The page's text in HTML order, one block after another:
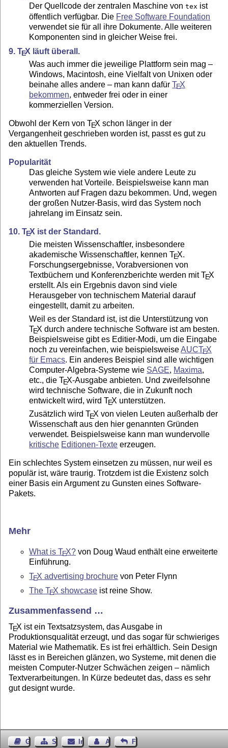
Der Quellcode der zentralen Maschine vontex ist
öffentlich verfügbar. Die Free Software Foundation
verwendet sie für all ihre Dokumente. Alle weiteren
Komponenten sind in gleicher Weise frei.
9.TEX läuft überall.
Was auch immer die jeweilige Plattform sein mag –
Windows, Macintosh, eine Vielfalt von Unixen oder
beinahe alles andere – man kann dafürTEX
bekommen, entweder frei oder in einer
kommerziellen Version.
Obwohl der Kern vonTEX schon länger in der
Vergangenheit geschrieben worden ist, passt es gut zu
den aktuellen Trends.
Popularität
Das gleiche System wie viele andere Leute zu
verwenden hat Vorteile. Beispielsweise kann man
Antworten auf Fragen dazu bekommen. Und, wegen
der großen Nutzer-Basis, wird das System noch
jahrelang im Einsatz sein.
10.TEX ist der Standard.
Die meisten Wissenschaftler, insbesondere
akademische Wissenschaftler, kennenTEX.
Forschungsergebnisse, Vorabversionen von
Textbüchern und Konferenzberichte werden mitTEX
erstellt. Als ein Ergebnis davon sind viele
Herausgeber von technischem Material darauf
eingestellt, damit zu arbeiten.
Weil es der Standard ist, ist die Unterstützung von
TEX durch andere technische Software ist am besten.
Beispielsweise gibt es Editier-Modi, um die Eingabe
noch zu vereinfachen, wie beispielsweiseAUCTEX
für Emacs. Ein anderes Beispiel sind alle wichtigen
Computer-Algebra-Systeme wie SAGE, Maxima,
etc., dieTEX-Ausgabe anbieten. Und zweifelsohne
wird technische Software, die in Zukunft noch
entwickelt wird, wirdTEX unterstützen.
Zusätzlich wirdTEX von vielen Leuten außerhalb der
Wissenschaft aus den hier genannten Gründen
verwendet. Beispielsweise kann man wundervolle
kritische Editionen-Texte erzeugen.
Ein schlechtes System einsetzen zu müssen, nur weil es
populär ist, wäre traurig. Trotzdem ist die Existenz solch
einer Basis ein Argument zu Gunsten eines Software-
Pakets.
Mehr
What isTEX? von Doug Waud enthält eine erweiterte
Einführung.
TEX advertising brochure von Peter Flynn
TheTEX showcase ist reine Show.
Zusammenfassend …
TEX ist ein Textsatzsystem, das Ausgabe in
Produktionsqualität erzeugt, und das sogar für schwieriges
Material wie Mathematik. Es ist frei erhältlich. Sein Design
lässt es in Bereichen glänzen, wo Systeme, mit denen die
meisten Computer-Nutzer Schwächen zeigen – nämlich
Textverarbeitungen. In Kürze bedeutet das, dass es sehr
gut designt wurde.
GästebuchSeiten-Struktur
ImpressumAutor kontaktieren
Feedback